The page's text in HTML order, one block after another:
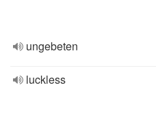
ungebeten
luckless